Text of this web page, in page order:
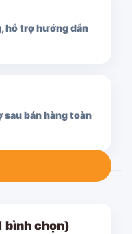
hỗ trợ hướng dẫn
sau bán hàng toàn
bình chọn)